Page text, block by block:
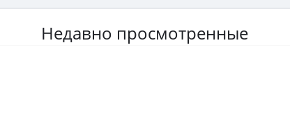
Недавно просмотренные